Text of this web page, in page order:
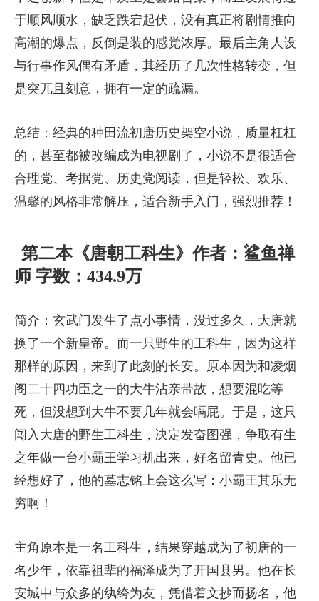
于顺风顺水，缺乏跌宕起伏，没有真正将剧情推向
高潮的爆点，反倒是装的感觉浓厚。最后主角人设
与行事作风偶有矛盾，其经历了几次性格转变，但
是突兀且刻意，拥有一定的疏漏。
总结：经典的种田流初唐历史架空小说，质量杠杠
的，甚至都被改编成为电视剧了，小说不是很适合
合理党、考据党、历史党阅读，但是轻松、欢乐、
温馨的风格非常解压，适合新手入门，强烈推荐！
第二本《唐朝工科生》作者：鲨鱼禅
师 字数：434.9万
简介：玄武门发生了点小事情，没过多久，大唐就
换了一个新皇帝。而一只野生的工科生，因为这样
那样的原因，来到了此刻的长安。原本因为和凌烟
阁二十四功臣之一的大牛沾亲带故，想要混吃等
死，但没想到大牛不要几年就会嗝屁。于是，这只
闯入大唐的野生工科生，决定发奋图强，争取有生
之年做一台小霸王学习机出来，好名留青史。他已
经想好了，他的墓志铭上会这么写：小霸王其乐无
穷啊！
主角原本是一名工科生，结果穿越成为了初唐的一
名少年，依靠祖辈的福泽成为了开国县男。他在长
安城中与众多的纨绔为友，凭借着文抄而扬名，他